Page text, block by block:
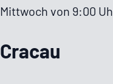
Mittwoch von 9:00
Cracau